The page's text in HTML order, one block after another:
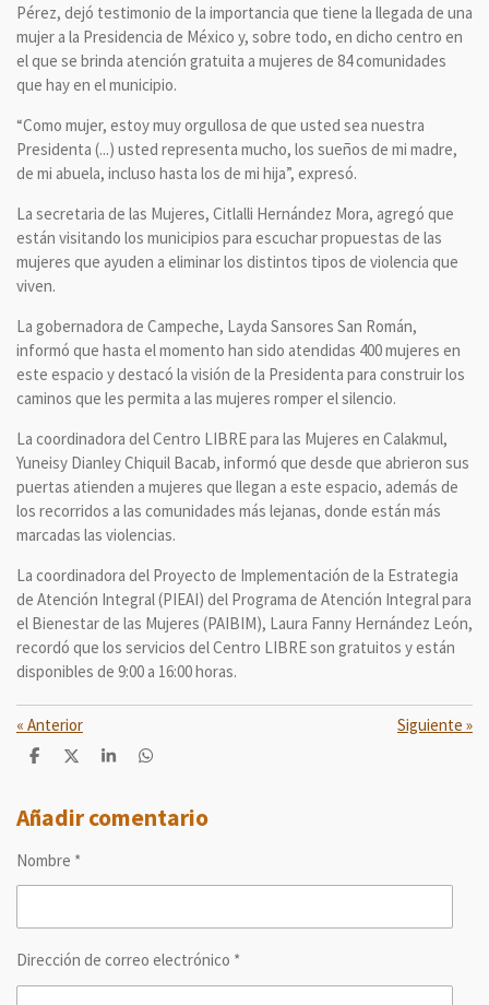
Pérez, dejó testimonio de la importancia que tiene la llegada de una
mujer a la Presidencia de México y, sobre todo, en dicho centro en
el que se brinda atención gratuita a mujeres de 84 comunidades
que hay en el municipio.
“Como mujer, estoy muy orgullosa de que usted sea nuestra
Presidenta (...) usted representa mucho, los sueños de mi madre,
de mi abuela, incluso hasta los de mi hija”, expresó.
La secretaria de las Mujeres, Citlalli Hernández Mora, agregó que
están visitando los municipios para escuchar propuestas de las
mujeres que ayuden a eliminar los distintos tipos de violencia que
viven.
La gobernadora de Campeche, Layda Sansores San Román,
informó que hasta el momento han sido atendidas 400 mujeres en
este espacio y destacó la visión de la Presidenta para construir los
caminos que les permita a las mujeres romper el silencio.
La coordinadora del Centro LIBRE para las Mujeres en Calakmul,
Yuneisy Dianley Chiquil Bacab, informó que desde que abrieron sus
puertas atienden a mujeres que llegan a este espacio, además de
los recorridos a las comunidades más lejanas, donde están más
marcadas las violencias.
La coordinadora del Proyecto de Implementación de la Estrategia
de Atención Integral (PIEAI) del Programa de Atención Integral para
el Bienestar de las Mujeres (PAIBIM), Laura Fanny Hernández León,
recordó que los servicios del Centro LIBRE son gratuitos y están
disponibles de 9:00 a 16:00 horas.
« Anterior Siguiente »
C
p
a
t
C
p
a
C
p
a
C
p
a
Añadir comentario
Nombre *
Dirección de correo electrónico *